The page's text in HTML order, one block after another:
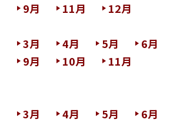
9月 11月
12月
3月 4月 5月
6月
9月 10月
11月
3月 4月 5月
6月